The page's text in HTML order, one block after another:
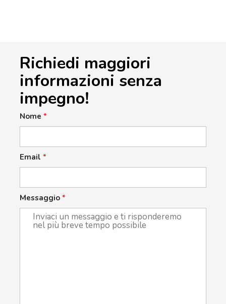
Richiedi maggiori
informazioni senza
impegno!
Nome *
Email *
Messaggio *